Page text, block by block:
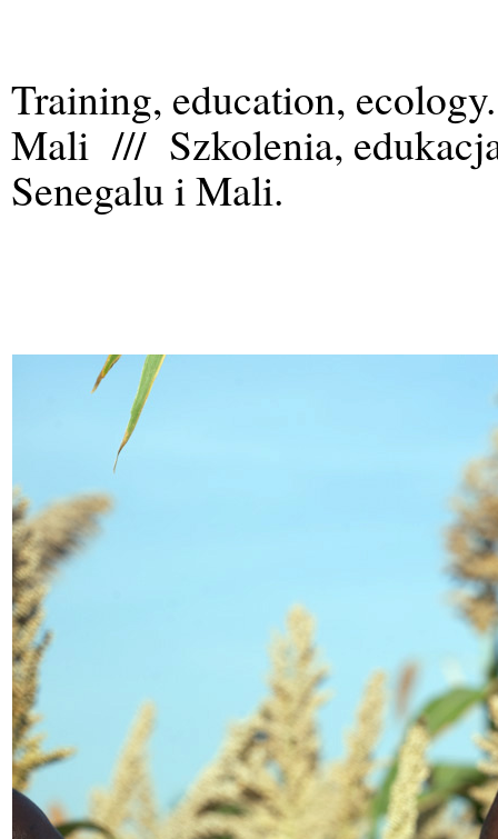
Training, education,
Mali /// Szkolenia,
Senegalu i Mali.